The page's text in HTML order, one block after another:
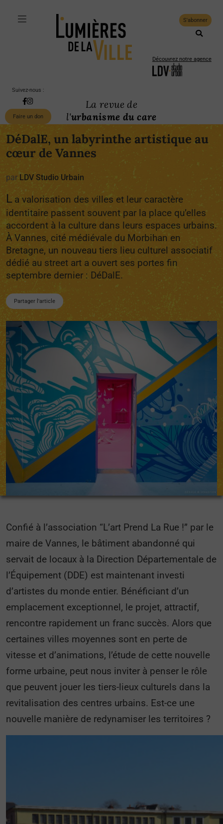
S'abonner
Découvrez notre agence
Suivez-nous :
Faire un don
La revue de
l'urbanisme du care
DéDalE, un labyrinthe artistique au
cœur de Vannes
par LDV Studio Urbain
L a valorisation des villes et leur caractère
identitaire passent souvent par la place qu’elles
accordent à la culture dans leurs espaces urbains.
À Vannes, cité médiévale du Morbihan en
Bretagne, un nouveau tiers lieu culturel associatif
dédié au street art a ouvert ses portes fin
septembre dernier : DéDalE.
Partager l'article
Confié à l’association “L’art Prend La Rue !” par le
maire de Vannes, le bâtiment abandonné qui
servait de locaux à la Direction Départementale de
l’Équipement (DDE) est maintenant investi
d’artistes du monde entier. Bénéficiant d’un
emplacement exceptionnel, le projet, attractif,
rencontre rapidement un franc succès. Alors que
certaines villes moyennes sont en perte de
vitesse et d’animations, l’étude de cette nouvelle
forme urbaine, peut nous inviter à penser le rôle
que peuvent jouer les tiers-lieux culturels dans la
revitalisation des centres urbains. Est-ce une
nouvelle manière de redynamiser les territoires ?